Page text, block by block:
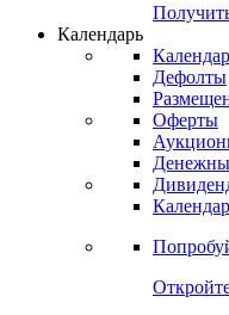
Календарь
Дефолты
Оферты